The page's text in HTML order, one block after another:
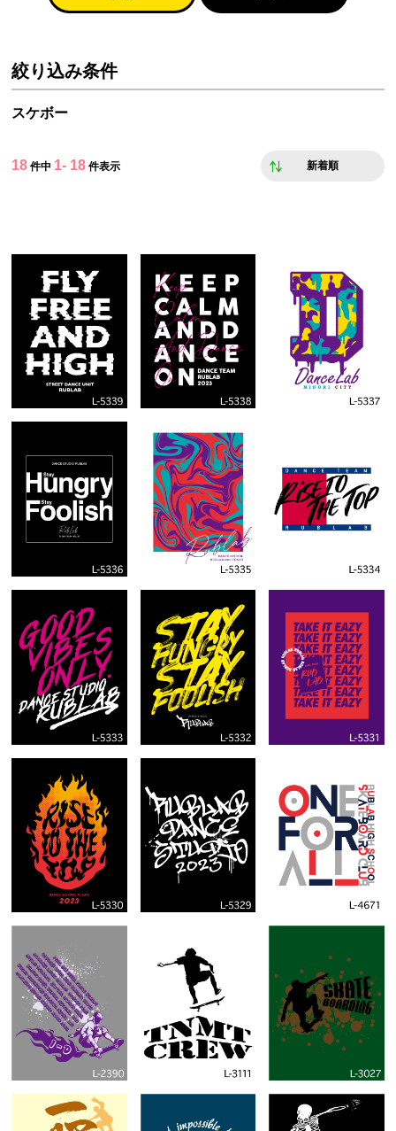
絞り込み条件
スケボー
18 件中 1- 18 件表示 新着順